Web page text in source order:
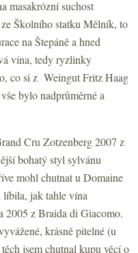
masakrózní suchost
Školního statku Mělník, to
na Štepáně a hned
vína, tedy ryzlinky
co si z Weingut Fritz Haag
bylo nadprůměrné a
Cru Zotzenberg 2007 z
bohatý styl sylvánu
mohl chutnat u Domaine
líbila, jak tahle vína
2005 z Braida di Giacomo.
krásně pitelné (u
jsem chutnal kupu věcí o